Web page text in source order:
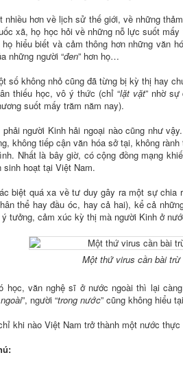
nhiều hơn về lịch sử thế giới, về những
xã, họ học hỏi về những nỗ lực suốt
hiểu biết và cảm thông hơn những văn
những người “đen” hơn họ…
số không nhỏ cũng đã từng bị kỳ thị hay
thiếu học, vô ý thức (chỉ “lặt vặt” nhờ
suốt mấy trăm năm nay).
phải người Kinh hải ngoại nào cũng như
không tiếp cận văn hóa sở tại, không
Nhất là bây giờ, có cộng đồng mạng
sinh hoạt tại Việt Nam.
biệt quá xa về tư duy gây ra một sự chia
thể hay đầu óc, hay cả hai), kể cả
ý tưởng, cảm xúc kỳ thị mà người Kinh ở
Một thứ virus cần bài
học, văn nghệ sĩ ở nước ngoài thì lại
”, người “trong nước” cũng không hiểu
khi nào Việt Nam trở thành một nước